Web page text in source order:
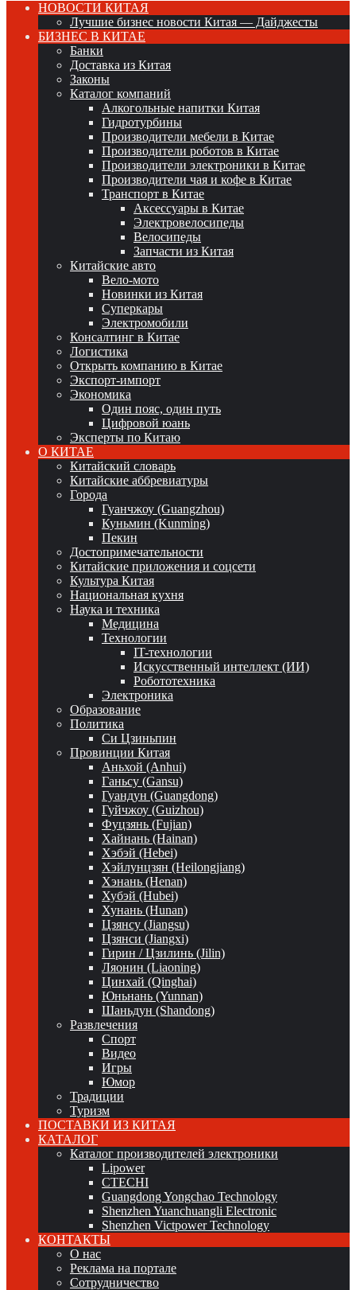
НОВОСТИ КИТАЯ
Лучшие бизнес новости Китая — Дайджесты
БИЗНЕС В КИТАЕ
Банки
Доставка из Китая
Законы
Каталог компаний
Алкогольные напитки Китая
Гидротурбины
Производители мебели в Китае
Производители роботов в Китае
Производители электроники в Китае
Производители чая и кофе в Китае
Транспорт в Китае
Аксессуары в Китае
Электровелосипеды
Велосипеды
Запчасти из Китая
Китайские авто
Вело-мото
Новинки из Китая
Суперкары
Электромобили
Консалтинг в Китае
Логистика
Открыть компанию в Китае
Экспорт-импорт
Экономика
Один пояс, один путь
Цифровой юань
Эксперты по Китаю
О КИТАЕ
Китайский словарь
Китайские аббревиатуры
Города
Гуанчжоу (Guangzhou)
Куньмин (Kunming)
Пекин
Достопримечательности
Китайские приложения и соцсети
Культура Китая
Национальная кухня
Наука и техника
Медицина
Технологии
IT-технологии
Искусственный интеллект (ИИ)
Робототехника
Электроника
Образование
Политика
Си Цзиньпин
Провинции Китая
Аньхой (Anhui)
Ганьсу (Gansu)
Гуандун (Guangdong)
Гуйчжоу (Guizhou)
Фуцзянь (Fujian)
Хайнань (Hainan)
Хэбэй (Hebei)
Хэйлунцзян (Heilongjiang)
Хэнань (Henan)
Хубэй (Hubei)
Хунань (Hunan)
Цзянсу (Jiangsu)
Цзянси (Jiangxi)
Гирин / Цзилинь (Jilin)
Ляонин (Liaoning)
Цинхай (Qinghai)
Юньнань (Yunnan)
Шаньдун (Shandong)
Развлечения
Спорт
Видео
Игры
Юмор
Традиции
Туризм
ПОСТАВКИ ИЗ КИТАЯ
КАТАЛОГ
Каталог производителей электроники
Lipower
CTECHI
Guangdong Yongchao Technology
Shenzhen Yuanchuangli Electronic
Shenzhen Victpower Technology
КОНТАКТЫ
О нас
Реклама на портале
Сотрудничество